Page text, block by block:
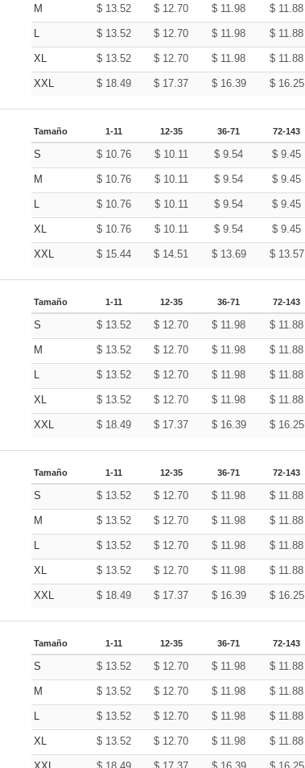
M $ 13.52 $ 12.70 $ 11.98 $ 11.88
L $ 13.52 $ 12.70 $ 11.98 $ 11.88
XL $ 13.52 $ 12.70 $ 11.98 $ 11.88
XXL $ 18.49 $ 17.37 $ 16.39 $ 16.25
Tamaño 1-11 12-35 36-71 72-143
S $ 10.76 $ 10.11 $9.54 $9.45
M $ 10.76 $ 10.11 $9.54 $9.45
L $ 10.76 $ 10.11 $9.54 $9.45
XL $ 10.76 $ 10.11 $9.54 $9.45
XXL $ 15.44 $ 14.51 $ 13.69 $ 13.57
Tamaño 1-11 12-35 36-71 72-143
S $ 13.52 $ 12.70 $ 11.98 $ 11.88
M $ 13.52 $ 12.70 $ 11.98 $ 11.88
L $ 13.52 $ 12.70 $ 11.98 $ 11.88
XL $ 13.52 $ 12.70 $ 11.98 $ 11.88
XXL $ 18.49 $ 17.37 $ 16.39 $ 16.25
Tamaño 1-11 12-35 36-71 72-143
S $ 13.52 $ 12.70 $ 11.98 $ 11.88
M $ 13.52 $ 12.70 $ 11.98 $ 11.88
L $ 13.52 $ 12.70 $ 11.98 $ 11.88
XL $ 13.52 $ 12.70 $ 11.98 $ 11.88
XXL $ 18.49 $ 17.37 $ 16.39 $ 16.25
Tamaño 1-11 12-35 36-71 72-143
S $ 13.52 $ 12.70 $ 11.98 $ 11.88
M $ 13.52 $ 12.70 $ 11.98 $ 11.88
L $ 13.52 $ 12.70 $ 11.98 $ 11.88
XL $ 13.52 $ 12.70 $ 11.98 $ 11.88